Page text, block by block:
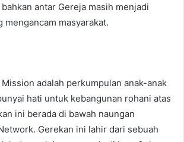
antar Gereja masih menjadi
mengancam masyarakat.
adalah perkumpulan anak-anak
hati untuk kebangunan rohani atas
ini berada di bawah naungan
Gerekan ini lahir dari sebuah